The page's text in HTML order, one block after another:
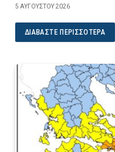
5 ΑΥΓΟΎΣΤΟΥ 2026
ΔΙΑΒΆΣΤΕ ΠΕΡΙΣΣΌΤΕΡΑ